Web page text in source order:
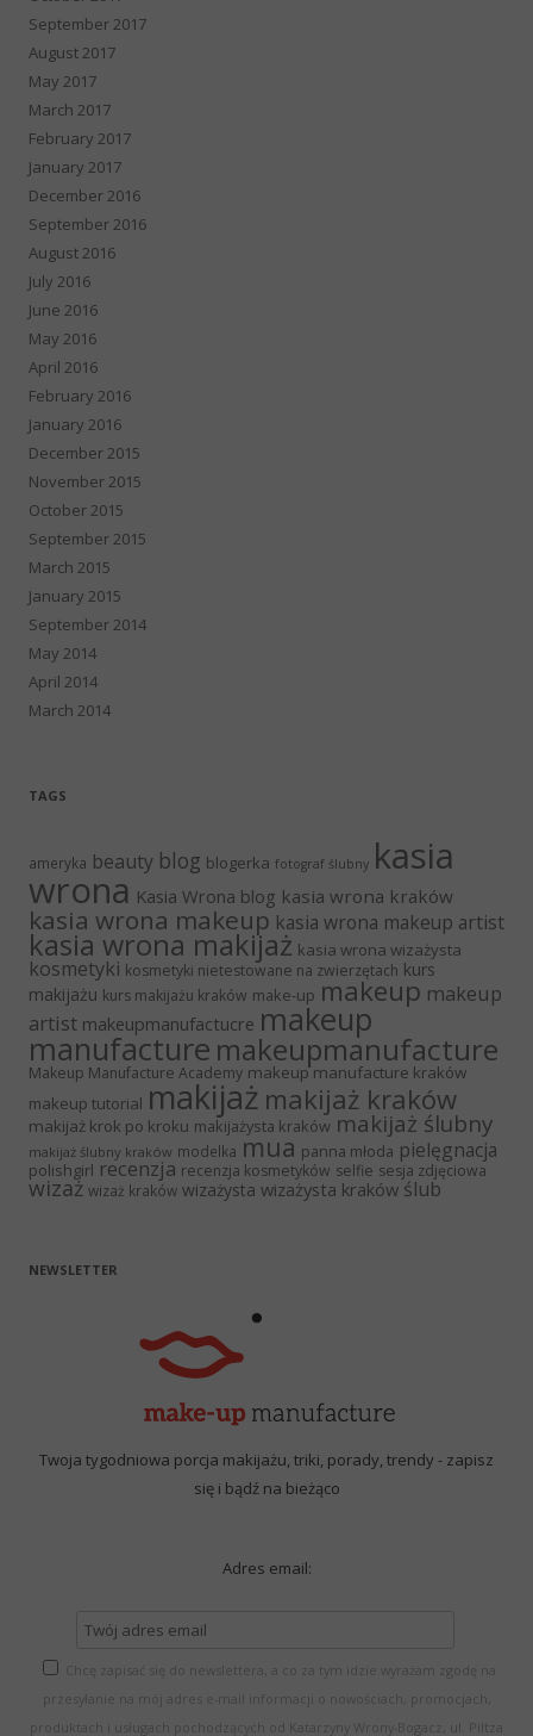
September 2017
August 2017
May 2017
March 2017
February 2017
January 2017
December 2016
September 2016
August 2016
July 2016
June 2016
May 2016
April 2016
February 2016
January 2016
December 2015
November 2015
October 2015
September 2015
March 2015
January 2015
September 2014
May 2014
April 2014
March 2014
TAGS
ameryka beauty blog blogerka fotograf ślubny kasia
wrona Kasia Wrona blog kasia wrona kraków
kasia wrona makeup kasia wrona makeup artist
kasia wrona makijaż kasia wrona wizażysta
kosmetyki kosmetyki nietestowane na zwierzętach kurs
makijażu kurs makijażu kraków make-up makeup makeup
artist makeupmanufactucre makeup
manufacture makeupmanufacture
Makeup Manufacture Academy makeup manufacture kraków
makeup tutorial makijaż makijaż kraków
makijaż krok po kroku makijażysta kraków makijaż ślubny
makijaż ślubny kraków modelka mua panna młoda pielęgnacja
polishgirl recenzja recenzja kosmetyków selfie sesja zdjęciowa
wizaż wizaż kraków wizażysta wizażysta kraków ślub
NEWSLETTER
Twoja tygodniowa porcja makijażu, triki, porady, trendy - zapisz
się i bądź na bieżąco
Adres email:
Chcę zapisać się do newslettera, a co za tym idzie wyrażam zgodę na
przesyłanie na mój adres e-mail informacji o nowościach, promocjach,
produktach i usługach pochodzących od Katarzyny Wrony-Bogacz, ul. Piltza